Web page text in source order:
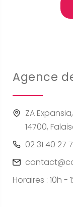
Agence
ZA
14700,
02 31 40 27
Horaires : 10h -